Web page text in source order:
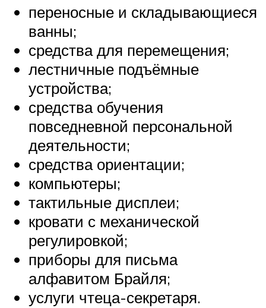
переносные и складывающиеся
ванны;
средства для перемещения;
лестничные подъёмные
устройства;
средства обучения
повседневной персональной
деятельности;
средства ориентации;
компьютеры;
тактильные дисплеи;
кровати с механической
регулировкой;
приборы для письма
алфавитом Брайля;
услуги чтеца-секретаря.